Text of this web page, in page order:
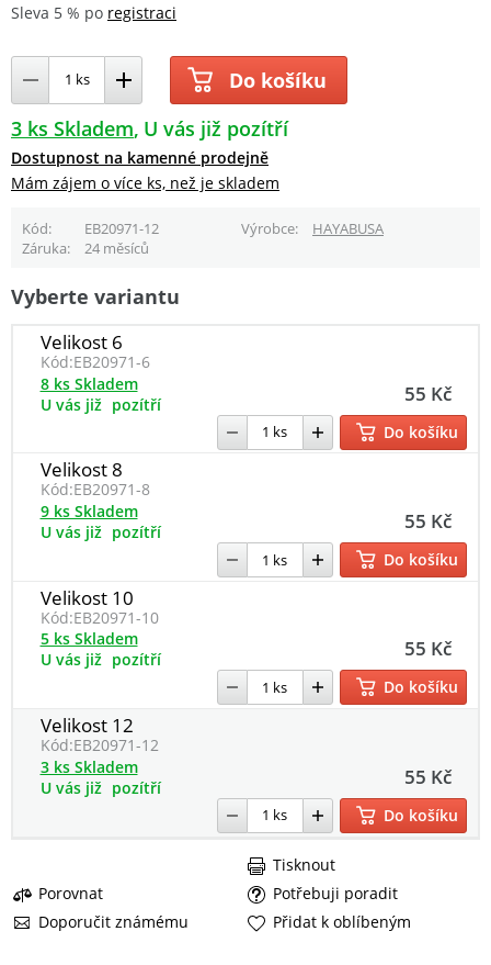
Sleva 5 % po registraci
Do košíku
3 ks Skladem U vás již pozítří
Dostupnost na kamenné prodejně
Mám zájem o více ks, než je skladem
Kód EB20971-12 Výrobce
HAYABUSA
Záruka
24 měsíců
Vyberte variantu
Velikost 6
Kód:EB20971-6
55 Kč
8 ks Skladem
U vás již pozítří
Do košíku
Velikost 8
Kód:EB20971-8
55 Kč
9 ks Skladem
U vás již pozítří
Do košíku
Velikost 10
Kód:EB20971-10
55 Kč
5 ks Skladem
U vás již pozítří
Do košíku
Velikost 12
Kód:EB20971-12
55 Kč
3 ks Skladem
U vás již pozítří
Do košíku
Porovnat
Potřebuji poradit
Doporučit známému
Tisknout
Přidat k oblíbeným